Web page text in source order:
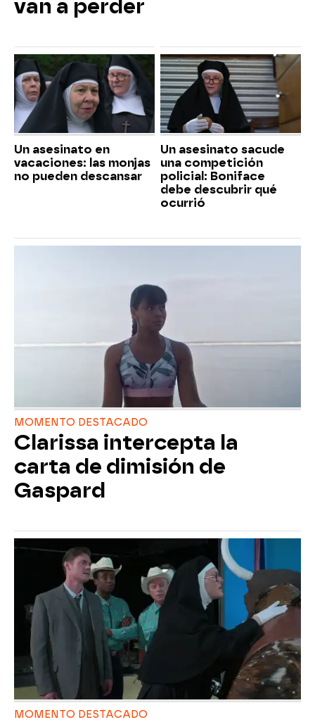
van a perder
Un asesinato en
vacaciones: las monjas
no pueden descansar
Un asesinato sacude
una competición
policial: Boniface
debe descubrir qué
ocurrió
MOMENTO DESTACADO
Clarissa intercepta la
carta de dimisión de
Gaspard
MOMENTO DESTACADO